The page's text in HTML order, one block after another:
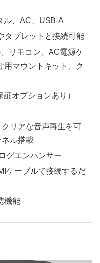
ル、AC、USB-A
タブレットと接続可能
リモコン、AC電源ケ
用マウントキット、ク
オプションあり）
リアな音声再生を可
ル搭載
グエンハンサー
ケーブルで接続するだ
機能